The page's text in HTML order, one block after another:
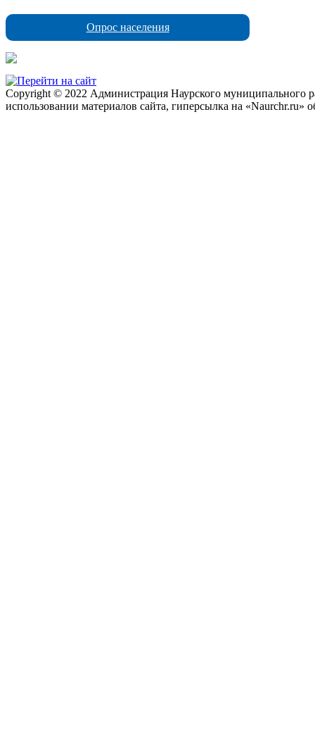
Опрос населения
Copyright © 2022 Администрация Наурского муниципального
использовании материалов сайта, гиперсылка на «Naurchr.ru»